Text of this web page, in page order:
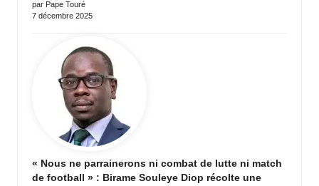
par Pape Touré
7 décembre 2025
« Nous ne parrainerons ni combat de lutte ni match
de football » : Birame Souleye Diop récolte une